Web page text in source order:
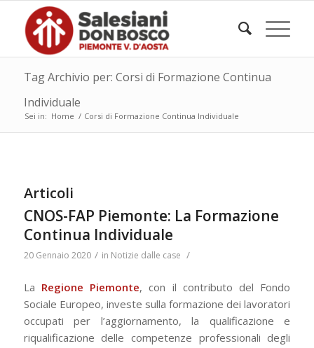
Tag Archivio per: Corsi di Formazione Continua
Individuale
Sei in: Home / Corsi di Formazione Continua Individuale
Articoli
CNOS-FAP Piemonte: La Formazione
Continua Individuale
20 Gennaio 2020 / in Notizie dalle case /
La Regione Piemonte, con il contributo del Fondo
Sociale Europeo, investe sulla formazione dei lavoratori
occupati per l’aggiornamento, la qualificazione e
riqualificazione delle competenze professionali degli